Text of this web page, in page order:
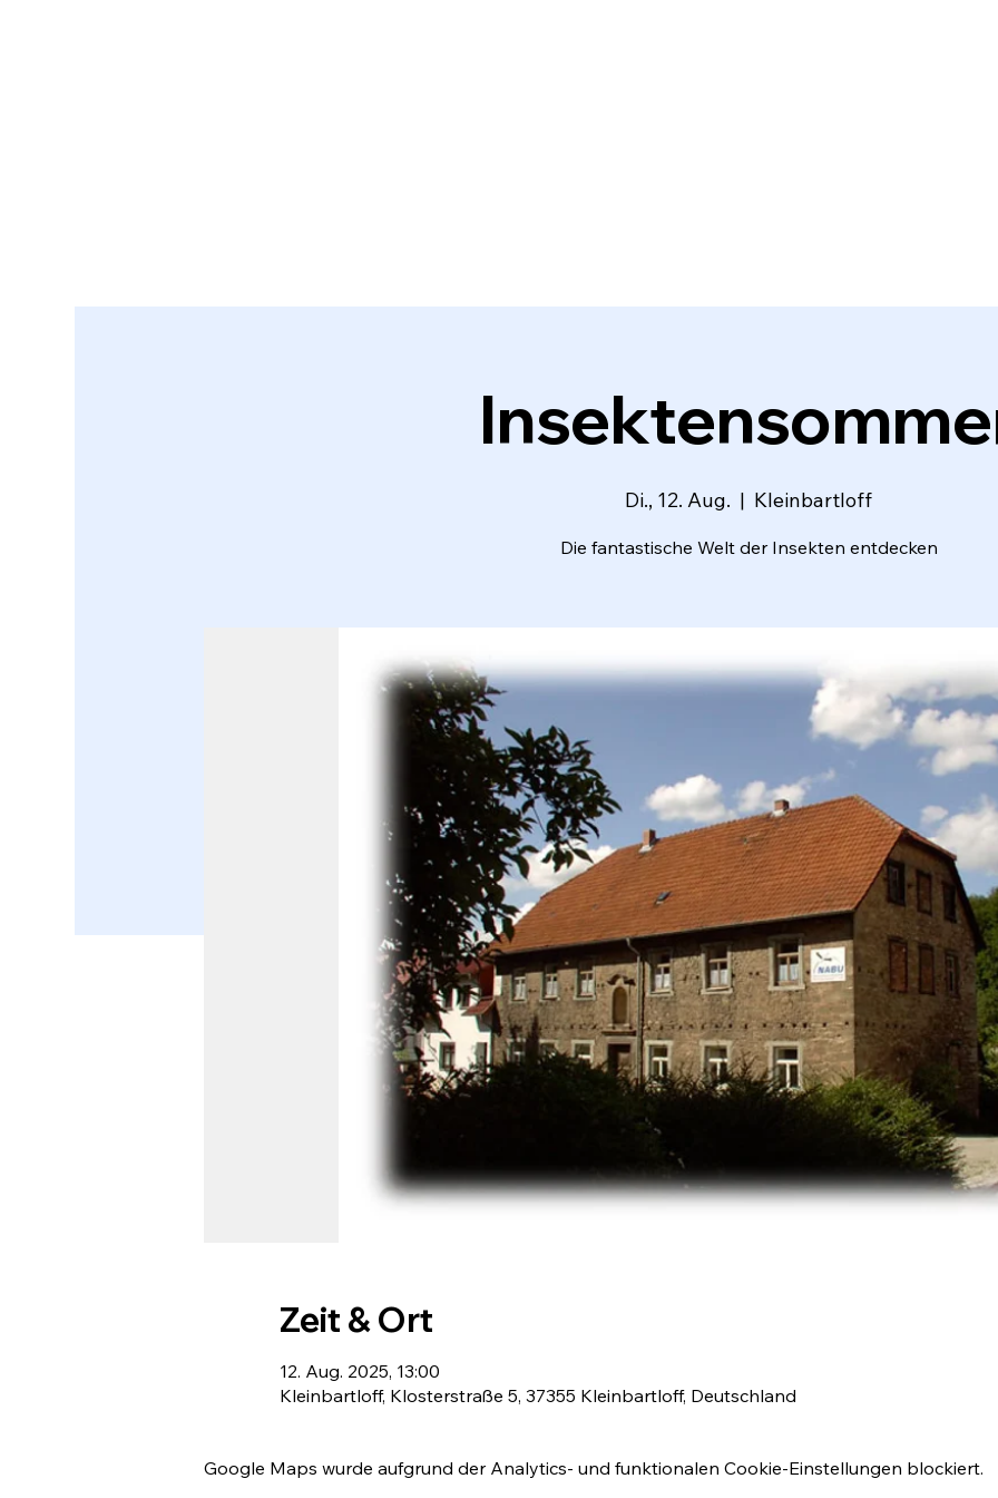
Di., 12. Aug.
  |
Kleinbartloff
Die fantastische Welt der Insekten entdecken
Zeit & Ort
12. Aug. 2025, 13:00
Kleinbartloff, Klosterstraße 5, 37355 Kleinbartloff, Deutschland
Google Maps wurde aufgrund der Analytics- und funktionalen Cookie-Einstellungen blockiert.